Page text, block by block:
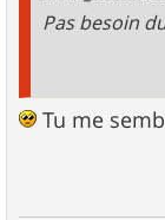
Pas besoin
Tu me